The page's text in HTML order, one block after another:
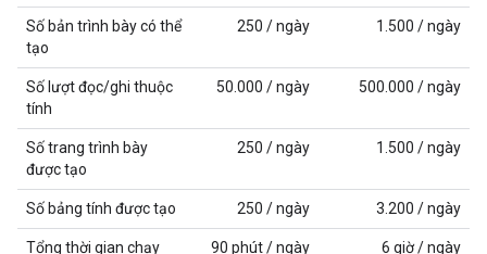
Số bản trình bày có thể
tạo
250 / ngày 1.500 / ngày
Số lượt đọc/ghi thuộc
tính
50.000 / ngày 500.000 / ngày
Số trang trình bày
được tạo
250 / ngày 1.500 / ngày
Số bảng tính được tạo 250 / ngày 3.200 / ngày
Tổng thời gian chạy
90 phút / ngày 6 giờ / ngày